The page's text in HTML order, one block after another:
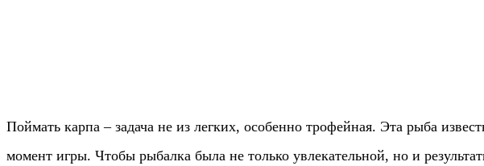
Поймать карпа – задача не из легких, особенно трофейная. Эта рыба
момент игры. Чтобы рыбалка была не только увлекательной, но и